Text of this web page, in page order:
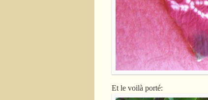
Et le voilà porté: